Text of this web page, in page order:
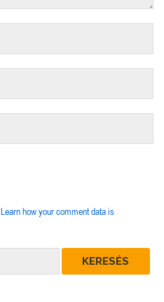
Learn how your comment data is